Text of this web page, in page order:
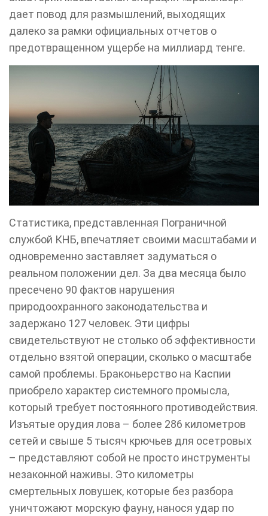
дает повод для размышлений, выходящих
далеко за рамки официальных отчетов о
предотвращенном ущербе на миллиард тенге.
Статистика, представленная Пограничной
службой КНБ, впечатляет своими масштабами и
одновременно заставляет задуматься о
реальном положении дел. За два месяца было
пресечено 90 фактов нарушения
природоохранного законодательства и
задержано 127 человек. Эти цифры
свидетельствуют не столько об эффективности
отдельно взятой операции, сколько о масштабе
самой проблемы. Браконьерство на Каспии
приобрело характер системного промысла,
который требует постоянного противодействия.
Изъятые орудия лова – более 286 километров
сетей и свыше 5 тысяч крючьев для осетровых
– представляют собой не просто инструменты
незаконной наживы. Это километры
смертельных ловушек, которые без разбора
уничтожают морскую фауну, нанося удар по